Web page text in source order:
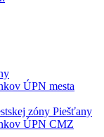
ÚPN mesta
zóny Piešťany
ÚPN CMZ